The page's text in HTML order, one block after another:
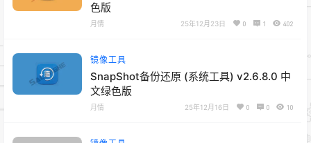
色版
月情 25年12月23日 0 1 402
镜像工具
SnapShot备份还原 (系统工具) v2.6.8.0 中
文绿色版
月情 25年12月16日 0 0 10